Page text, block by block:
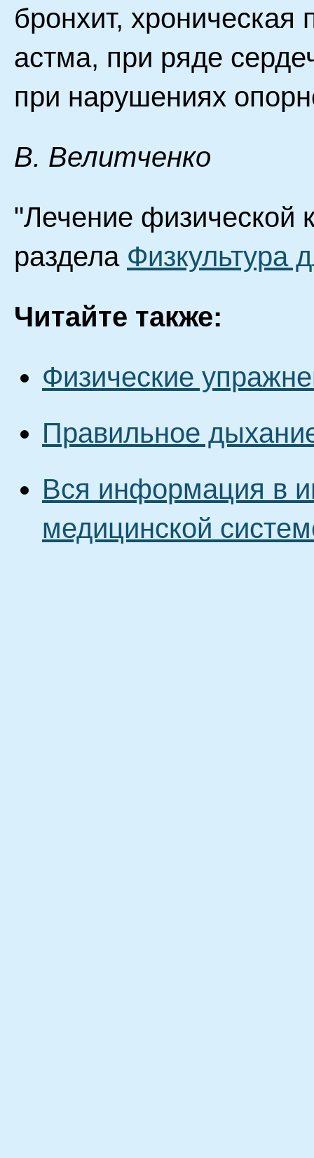
бронхит,
астма, при ряде
при нарушениях
В. Велитченко
"Лечение физической
раздела Физкультура
Читайте также:
Физические
Правильное
Вся информация в
медицинской